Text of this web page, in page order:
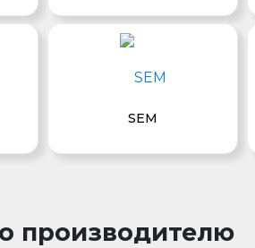
SEM
производителю